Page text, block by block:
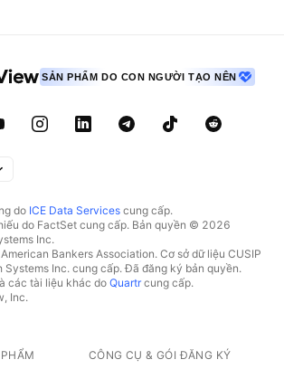
SẢN PHẨM DO CON NGƯỜI TẠO NÊN
do ICE Data Services cung cấp.
do FactSet cung cấp. Bản quyền © 2026
Inc.
Bankers Association. Cơ sở dữ liệu CUSIP
Systems Inc. cung cấp. Đã đăng ký bản quyền.
các tài liệu khác doQuartrcung cấp.
Inc.
CÔNG CỤ & GÓI ĐĂNG KÝ